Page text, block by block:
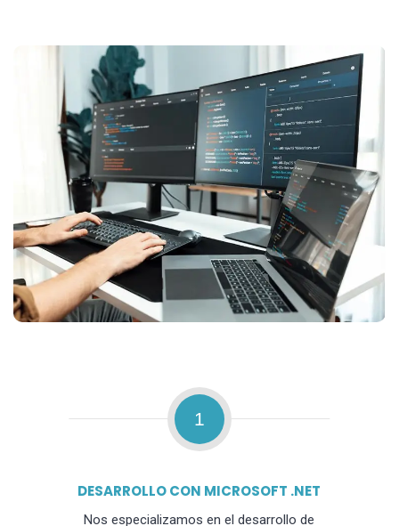
1
DESARROLLO CON MICROSOFT .NET
Nos especializamos en el desarrollo de